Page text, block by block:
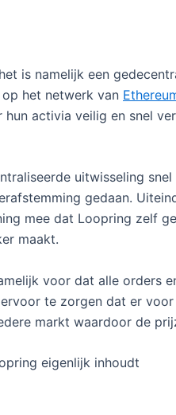
is namelijk een
het netwerk van
activia veilig en snel
uitwisseling
gedaan.
mee dat Loopring zelf
maakt.
voor dat alle orders
te zorgen dat er
markt waardoor de
eigenlijk inhoudt